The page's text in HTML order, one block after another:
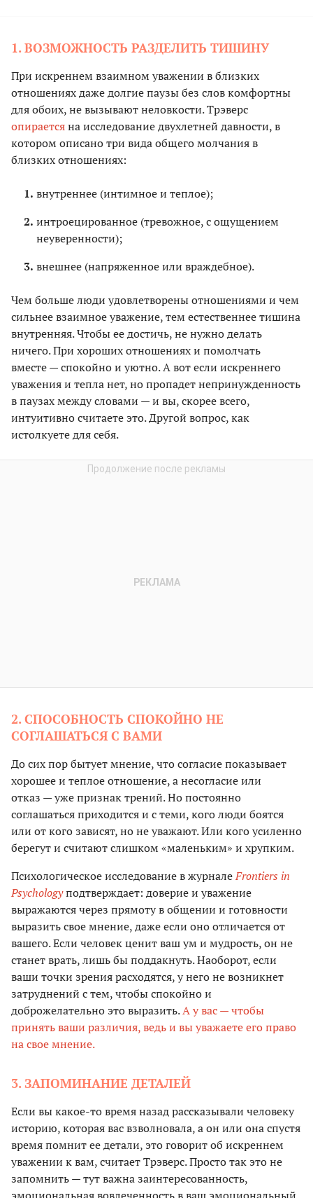
1. ВОЗМОЖНОСТЬ РАЗДЕЛИТЬ ТИШИНУ
При искреннем взаимном уважении в близких
отношениях даже долгие паузы без слов комфортны
для обоих, не вызывают неловкости. Трэверс
опираетсяна исследование двухлетней давности, в
котором описано три вида общего молчания в
близких отношениях:
внутреннее (интимное и теплое);
интроецированное (тревожное, с ощущением
неуверенности);
внешнее (напряженное или враждебное).
Чем больше люди удовлетворены отношениями и чем
сильнее взаимное уважение, тем естественнее тишина
внутренняя. Чтобы ее достичь, не нужно делать
ничего. При хороших отношениях и помолчать
вместе — спокойно и уютно. А вот если искреннего
уважения и тепла нет, но пропадет непринужденность
в паузах между словами — и вы, скорее всего,
интуитивно считаете это. Другой вопрос, как
истолкуете для себя.
2. СПОСОБНОСТЬ СПОКОЙНО НЕ
СОГЛАШАТЬСЯ С ВАМИ
До сих пор бытует мнение, что согласие показывает
хорошее и теплое отношение, а несогласие или
отказ — уже признак трений. Но постоянно
соглашаться приходится и с теми, кого люди боятся
или от кого зависят, но не уважают. Или кого усиленно
берегут и считают слишком «маленьким» и хрупким.
Психологическое исследование в журналеFrontiers in
Psychologyподтверждает: доверие и уважение
выражаются через прямоту в общении и готовности
выразить свое мнение, даже если оно отличается от
вашего. Если человек ценит ваш ум и мудрость, он не
станет врать, лишь бы поддакнуть. Наоборот, если
ваши точки зрения расходятся, у него не возникнет
затруднений с тем, чтобы спокойно и
доброжелательно это выразить.А у вас — чтобы
принять ваши различия, ведь и вы уважаете его право
на свое мнение.
3. ЗАПОМИНАНИЕ ДЕТАЛЕЙ
Если вы какое-то время назад рассказывали человеку
историю, которая вас взволновала, а он или она спустя
время помнит ее детали, это говорит об искреннем
уважении к вам, считает Трэверс. Просто так это не
запомнить — тут важна заинтересованность,